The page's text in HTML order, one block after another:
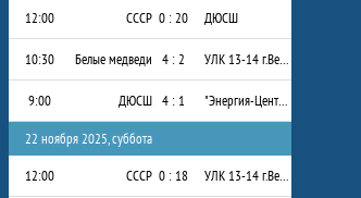
12:00
СССР 0 : 20 ДЮСШ
10:30 Белые медведи 4 : 2 УЛК 13-14 г.Вельск
9:00 ДЮСШ 4 : 1 "Энергия-Центр" 2013-2014 г.р.
22 ноября 2025, суббота
12:00
СССР 0 : 18 УЛК 13-14 г.Вельск